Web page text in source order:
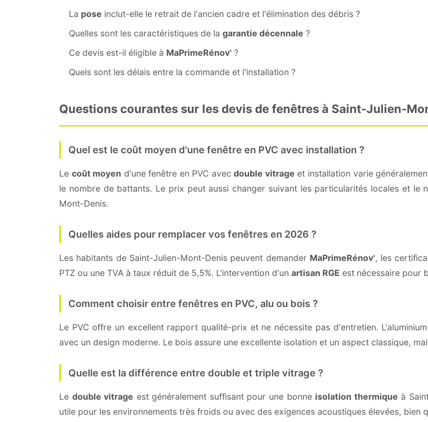
La pose inclut-elle le retrait de l'ancien cadre et l'élimination des débris ?
Quelles sont les caractéristiques de la garantie décennale ?
Ce devis est-il éligible à MaPrimeRénov' ?
Quels sont les délais entre la commande et l'installation ?
Questions courantes sur les devis de fenêtres à Saint-Julien-
Quel est le coût moyen d'une fenêtre en PVC avec installation ?
Le coût moyen d'une fenêtre en PVC avecdouble vitrage et installation varie
le nombre de battants. Le prix peut aussi changer suivant les particularités locales et le
Mont-Denis.
Quelles aides pour remplacer vos fenêtres en 2026 ?
Les habitants de Saint-Julien-Mont-Denis peuvent demander MaPrimeRénov', les
PTZ ou une TVA à taux réduit de 5,5%. L'intervention d'un artisan RGE est nécessaire pour
Comment choisir entre fenêtres en PVC, alu ou bois ?
Le PVC offre un excellent rapport qualité-prix et ne nécessite pas d'entretien.
avec un design moderne. Le bois assure une excellente isolation et un aspect classique,
Quelle est la différence entre double et triple vitrage ?
Le double vitrage est généralement suffisant pour une bonne isolation thermique à
utile pour les environnements très froids ou avec des exigences acoustiques élevées, bien